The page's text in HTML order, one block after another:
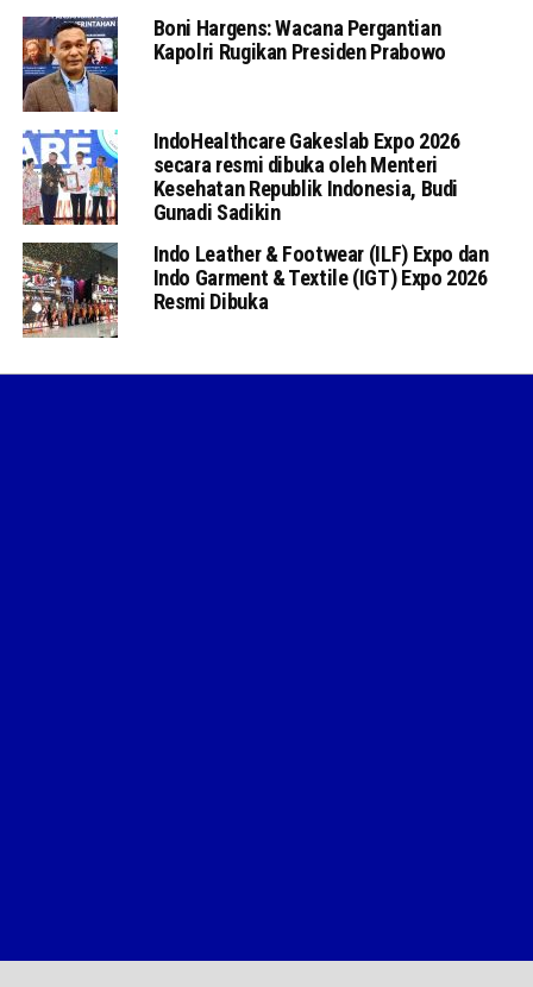
Boni Hargens: Wacana Pergantian
Kapolri Rugikan Presiden Prabowo
IndoHealthcare Gakeslab Expo 2026
secara resmi dibuka oleh Menteri
Kesehatan Republik Indonesia, Budi
Gunadi Sadikin
Indo Leather & Footwear (ILF) Expo dan
Indo Garment & Textile (IGT) Expo 2026
Resmi Dibuka